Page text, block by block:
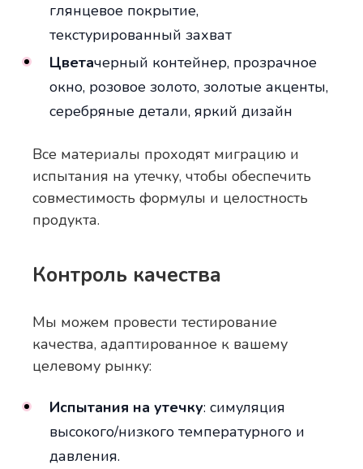
глянцевое покрытие,
текстурированный захват
Цветачерный контейнер, прозрачное
окно, розовое золото, золотые акценты,
серебряные детали, яркий дизайн
Все материалы проходят миграцию и
испытания на утечку, чтобы обеспечить
совместимость формулы и целостность
продукта.
Контроль качества
Мы можем провести тестирование
качества, адаптированное к вашему
целевому рынку:
Испытания на утечку: симуляция
высокого/низкого температурного и
давления.